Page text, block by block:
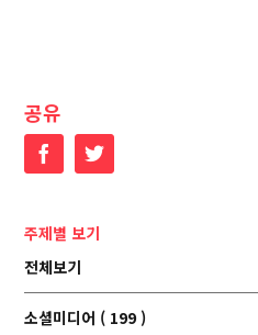
공유
FacebookTwitter
주제별 보기
전체보기
소셜미디어 ( 199 )